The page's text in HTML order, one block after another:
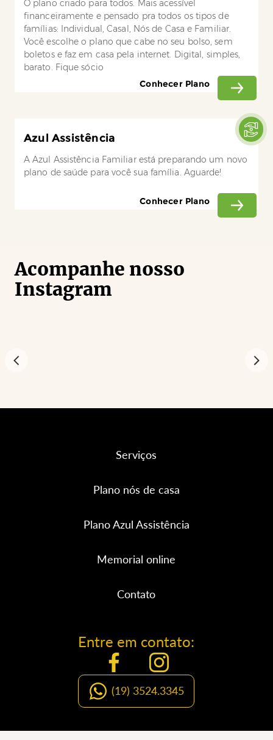
O plano criado para todos. Mais acessível
financeiramente e pensado pra todos os tipos de
famílias: Individual, Casal, Nós de Casa e Familiar.
Você escolhe o plano que cabe no seu bolso, sem
boletos e faz em casa pela internet. Digital, simples,
barato. Fique sócio
Conhecer Plano
Azul Assistência
A Azul Assistência Familiar está preparando um novo
plano de saúde para você sua família. Aguarde!
Conhecer Plano
Acompanhe nosso
Instagram
Serviços
Plano nós de casa
Plano Azul Assistência
Memorial online
Contato
Entre em contato:
(19) 3524.3345